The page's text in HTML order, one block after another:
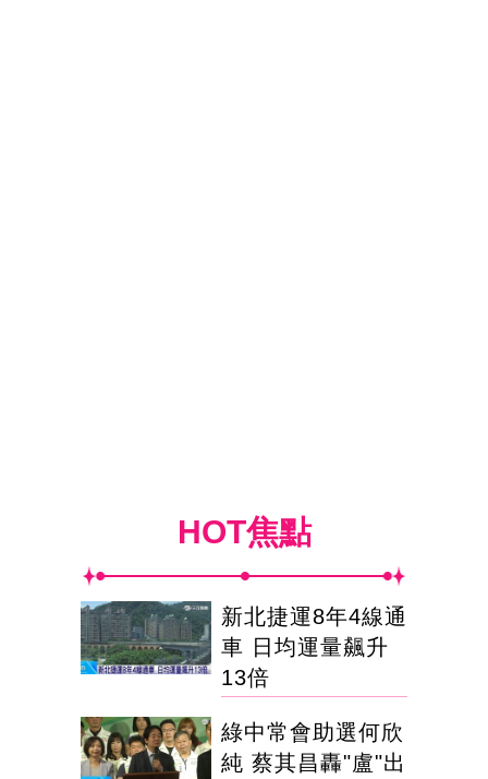
HOT焦點
新北捷運8年4線通
車 日均運量飆升
13倍
綠中常會助選何欣
純 蔡其昌轟"盧"出